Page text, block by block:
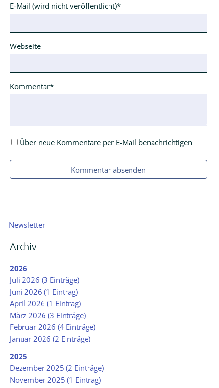
Pflichtfeld
E-Mail (wird nicht veröffentlicht)*
Webseite
Pflichtfeld
Kommentar*
Über neue Kommentare per E-Mail benachrichtigen
Kommentar absenden
Navigation
Newsletter
Archiv
2026
Juli 2026 (3 Einträge)
Juni 2026 (1 Eintrag)
April 2026 (1 Eintrag)
März 2026 (3 Einträge)
Februar 2026 (4 Einträge)
Januar 2026 (2 Einträge)
2025
Dezember 2025 (2 Einträge)
November 2025 (1 Eintrag)